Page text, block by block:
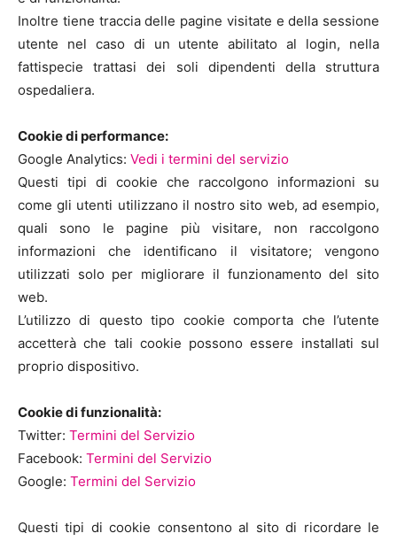
Inoltre tiene traccia delle pagine visitate e della sessione
utente nel caso di un utente abilitato al login, nella
fattispecie trattasi dei soli dipendenti della struttura
ospedaliera.
Cookie di performance:
Google Analytics: Vedi i termini del servizio
Questi tipi di cookie che raccolgono informazioni su
come gli utenti utilizzano il nostro sito web, ad esempio,
quali sono le pagine più visitare, non raccolgono
informazioni che identificano il visitatore; vengono
utilizzati solo per migliorare il funzionamento del sito
web.
L’utilizzo di questo tipo cookie comporta che l’utente
accetterà che tali cookie possono essere installati sul
proprio dispositivo.
Cookie di funzionalità:
Twitter: Termini del Servizio
Facebook: Termini del Servizio
Google: Termini del Servizio
Questi tipi di cookie consentono al sito di ricordare le